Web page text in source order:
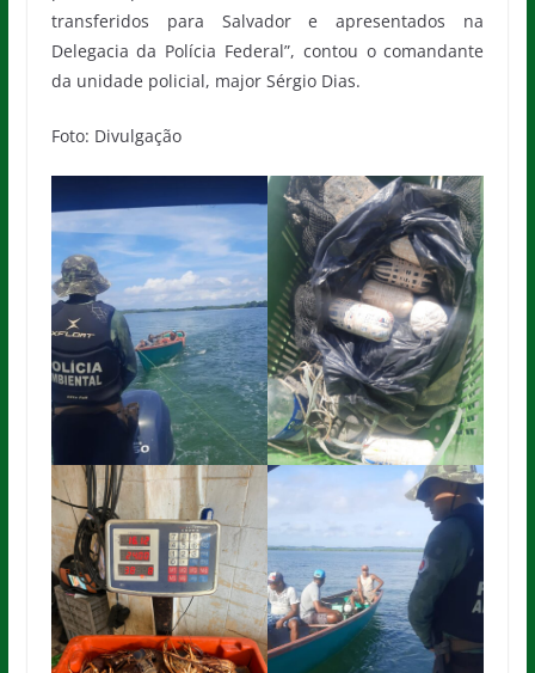
transferidos para Salvador e apresentados na
Delegacia da Polícia Federal”, contou o comandante
da unidade policial, major Sérgio Dias.
Foto: Divulgação